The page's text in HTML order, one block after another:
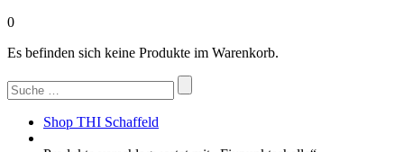
0
Es befinden sich keine Produkte im Warenkorb.
Suchen
nach:
Shop THI Schaffeld